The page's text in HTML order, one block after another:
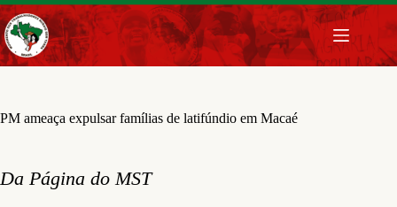
Pular
para
o
conteúdo
PM ameaça expulsar famílias de latifúndio em Macaé
Da Página do MST